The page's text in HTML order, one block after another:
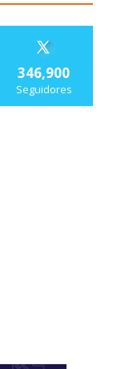
346,900
Seguidores